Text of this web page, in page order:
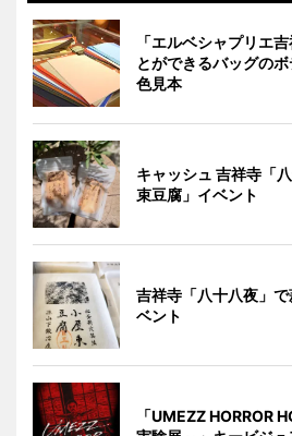
「エルベシャプリエ
とができるバッグの
色見本
キャッシュ 吉祥寺「
束豆腐」イベント
吉祥寺「八十八夜」
ベント
「UMEZZ HORROR